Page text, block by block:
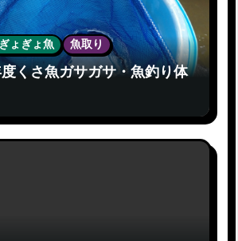
ぎょぎょ魚 魚取り
くさ魚ガサガサ・魚釣り体